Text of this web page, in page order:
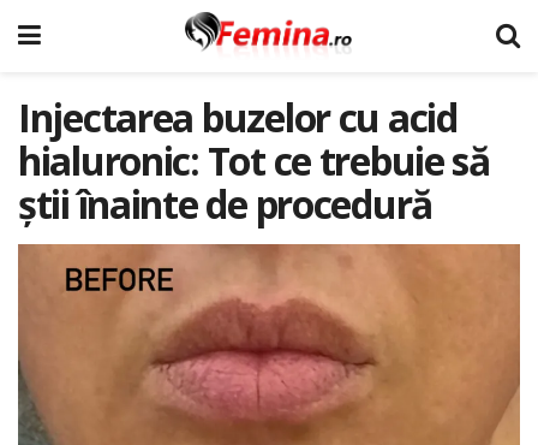
Injectarea buzelor cu acid
hialuronic: Tot ce trebuie să
știi înainte de procedură